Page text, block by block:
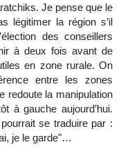
Je pense que le
légitimer la région s’il
des conseillers
à deux fois avant de
en zone rurale. On
entre les zones
redoute la manipulation
à gauche aujourd’hui.
se traduire par :
je le garde"…